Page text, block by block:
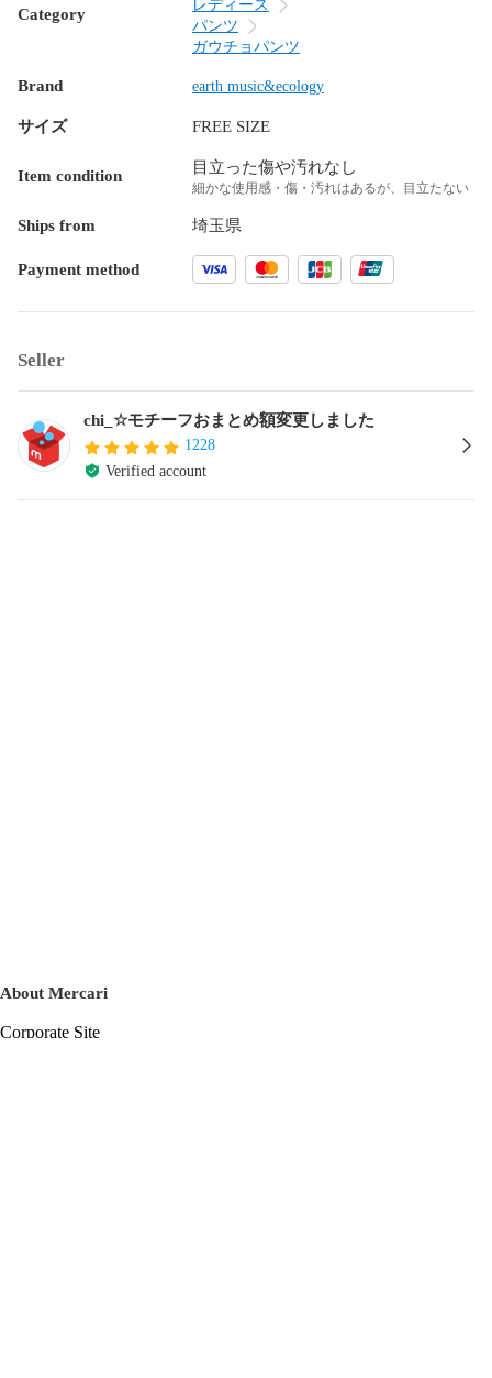
Category
レディース
パンツ
ガウチョパンツ
Brand earth music&ecology
サイズ FREE SIZE
Item condition 目立った傷や汚れなし
細かな使用感・傷・汚れはあるが、目立たない
Ships from 埼玉県
Payment method
Seller
chi_☆モチーフおまとめ額変更しました
1228
Verified account
About Mercari
Corporate Site